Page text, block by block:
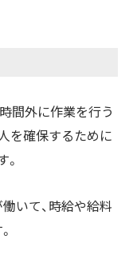
間外に作業を行う
を確保するために
いて、時給や給料